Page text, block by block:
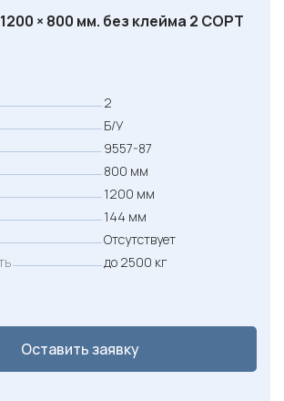
× 800 мм. без клейма 2 СОРТ
2
Б/У
9557-87
800 мм
1200 мм
144 мм
Отсутствует
до 2500 кг
Оставить заявку